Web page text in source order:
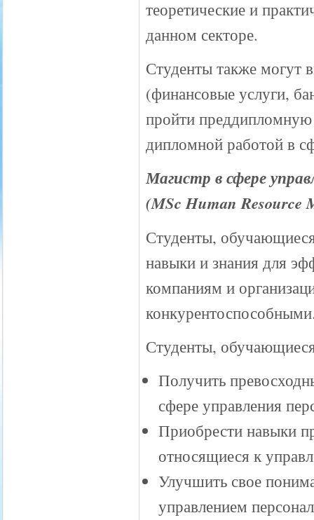
теоретические и
данном секторе.
Студенты также могут
(финансовые услуги,
пройти преддипломную
дипломной работой в
Магистр в сфере
(MSc Human Resource
Студенты,
навыки и знания для
компаниям и
Студенты,
Получить
сфере управления
Приобрести навыки
относящиеся к
Улучшить свое
управлением